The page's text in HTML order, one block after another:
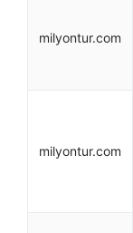
milyontur.com
milyontur.com